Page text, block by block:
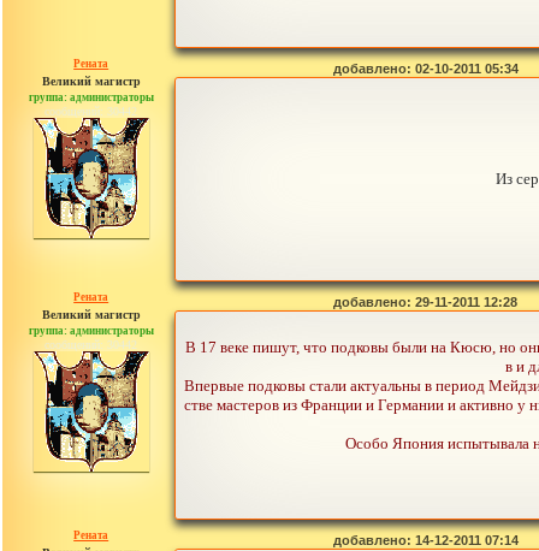
Рената
Великий магистр
группа: администраторы
сообщений: 30442
добавлено: 02-10-2011 05:34
Из
Рената
Великий магистр
группа: администраторы
сообщений: 30442
добавлено: 29-11-2011 12:28
В 17 веке пишут, что подковы были на Кюсю, но
в и
Впервые подковы стали актуальны в период
стве мастеров из Франции и Германии и активно у
Особо Япония испытывала
Рената добавлено: 14-12-2011 07:14